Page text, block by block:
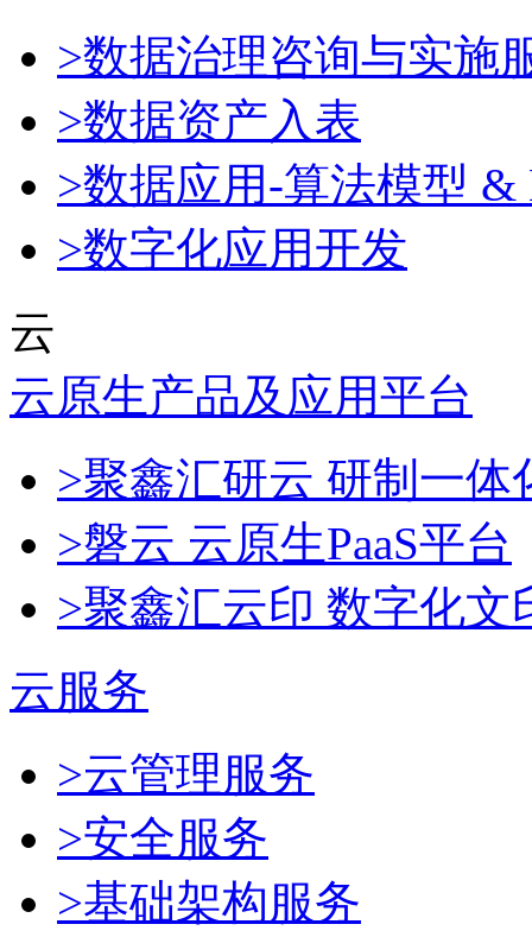
>数据治理咨询与实施
>数据资产入表
>数据应用-算法模型 &
>数字化应用开发
云
云原生产品及应用平台
>聚鑫汇研云 研制一
>磐云 云原生PaaS平台
>聚鑫汇云印 数字化文
云服务
>云管理服务
>安全服务
>基础架构服务